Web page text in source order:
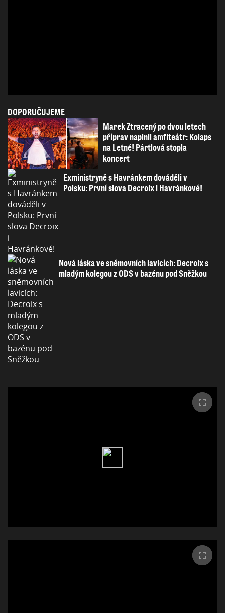
DOPORUČUJEME
Marek Ztracený po dvou letech
příprav naplnil amfiteátr: Kolaps
na Letné! Pártlová stopla
koncert
Exministryně s Havránkem dováděli v
Polsku: První slova Decroix i Havránkové!
Nová láska ve sněmovních lavicích: Decroix s
mladým kolegou z ODS v bazénu pod Sněžkou